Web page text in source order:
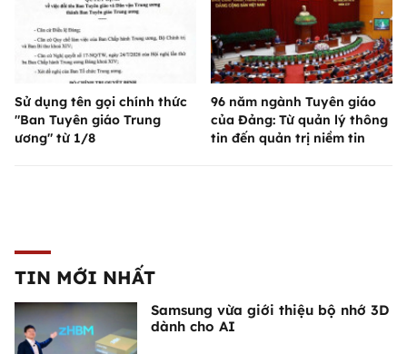
Sử dụng tên gọi chính thức
"Ban Tuyên giáo Trung
ương" từ 1/8
96 năm ngành Tuyên giáo
của Đảng: Từ quản lý thông
tin đến quản trị niềm tin
TIN MỚI NHẤT
Samsung vừa giới thiệu bộ nhớ 3D
dành cho AI